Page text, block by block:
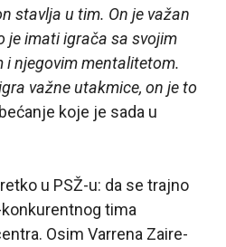
stavlja u tim. On je važan
je imati igrača sa svojim
njegovim mentalitetom.
važne utakmice, on je to
koje je sada u
u PSŽ-u: da se trajno
tima
Osim Varrena Zaire-